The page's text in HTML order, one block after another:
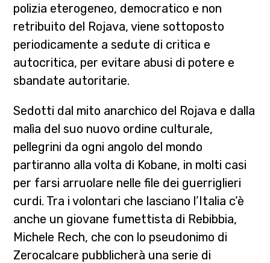
polizia eterogeneo, democratico e non
retribuito del Rojava, viene sottoposto
periodicamente a sedute di critica e
autocritica, per evitare abusi di potere e
sbandate autoritarie.
Sedotti dal mito anarchico del Rojava e dalla
malìa del suo nuovo ordine culturale,
pellegrini da ogni angolo del mondo
partiranno alla volta di Kobane, in molti casi
per farsi arruolare nelle file dei guerriglieri
curdi. Tra i volontari che lasciano l’Italia c’è
anche un giovane fumettista di Rebibbia,
Michele Rech, che con lo pseudonimo di
Zerocalcare pubblicherà una serie di